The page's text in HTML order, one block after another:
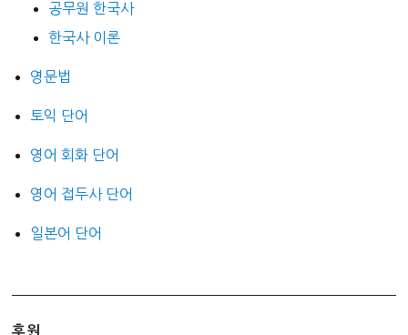
공무원 한국사
한국사 이론
영문법
토익 단어
영어 회화 단어
영어 접두사 단어
일본어 단어
후원